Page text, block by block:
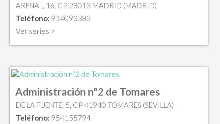
ARENAL, 16, CP 28013 MADRID (MADRID)
Teléfono: 914093383
Ver series >
Administración nº2 de Tomares
DE LA FUENTE, 5, CP 41940 TOMARES (SEVILLA)
Teléfono: 954155794